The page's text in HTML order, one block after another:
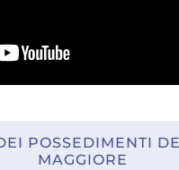
POSSEDIMENTI
MAGGIORE